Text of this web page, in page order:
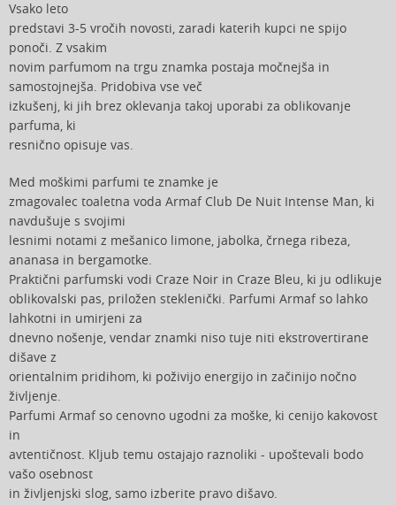
Vsako leto
predstavi 3-5 vročih novosti, zaradi katerih kupci ne spijo
ponoči. Z vsakim
novim parfumom na trgu znamka postaja močnejša in
samostojnejša. Pridobiva vse več
izkušenj, ki jih brez oklevanja takoj uporabi za oblikovanje
parfuma, ki
resnično opisuje vas.
Med moškimi parfumi te znamke je
zmagovalec toaletna voda Armaf Club De Nuit Intense Man, ki
navdušuje s svojimi
lesnimi notami z mešanico limone, jabolka, črnega ribeza,
ananasa in bergamotke.
Praktični parfumski vodi Craze Noir in Craze Bleu, ki ju odlikuje
oblikovalski pas, priložen steklenički. Parfumi Armaf so lahko
lahkotni in umirjeni za
dnevno nošenje, vendar znamki niso tuje niti ekstrovertirane
dišave z
orientalnim pridihom, ki poživijo energijo in začinijo nočno
življenje.
Parfumi Armaf so cenovno ugodni za moške, ki cenijo kakovost
in
avtentičnost. Kljub temu ostajajo raznoliki - upoštevali bodo
vašo osebnost
in življenjski slog, samo izberite pravo dišavo.